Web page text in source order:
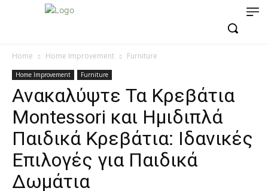
Home Home Improvement Furniture
Home Improvement Furniture
Ανακαλύψτε Τα Κρεβάτια
Montessori και Ημιδιπλά
Παιδικά Κρεβάτια: Ιδανικές
Επιλογές για Παιδικά
Δωμάτια